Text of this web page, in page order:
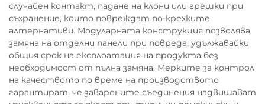
случайен контакт, падане на клони или грешки при
съхранение, които повреждат по-крехките
алтернативи. Модуларната конструкция позволява
замяна на отделни панели при повреда, удължавайки
общия срок на експлоатация на продукта без
необходимост от пълна замяна. Мерките за контрол
на качеството по време на производството
гарантират, че заварените съединения надвишават